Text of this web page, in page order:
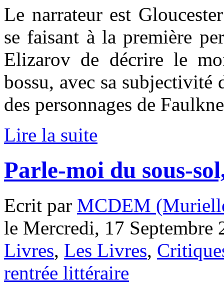
Le narrateur est
se faisant à la première
Elizarov de décrire le
bossu, avec sa subjectivité
des personnages de
Lire la suite
Parle-moi du sous-
Ecrit par MCDEM
le Mercredi, 17 Septembre
Livres, Les Livres,
rentrée littéraire